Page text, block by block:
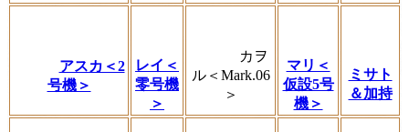
アスカ＜2
号機＞
レイ＜
零号機
＞
カヲ
ル＜Mark.06
＞
マリ＜
仮設5号
機＞
ミサト
＆加持